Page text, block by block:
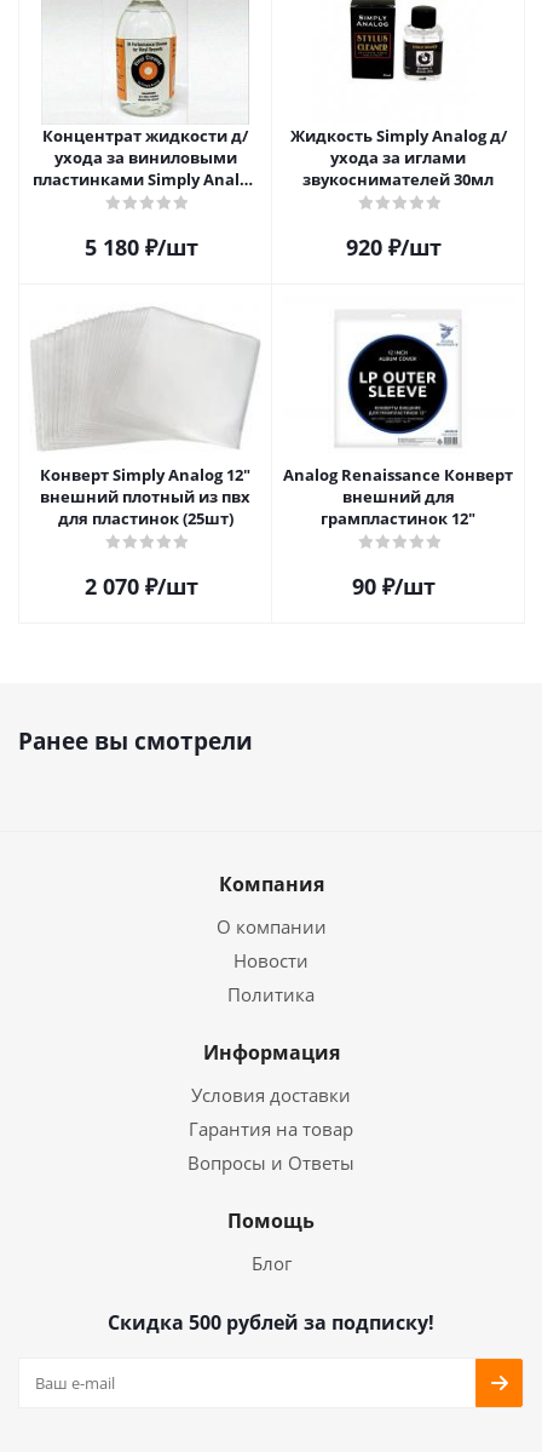
Концентрат жидкости д/
ухода за виниловыми
пластинками Simply Analog
200мл
5 180₽/шт
Жидкость Simply Analog д/
ухода за иглами
звукоснимателей 30мл
920 ₽/шт
Конверт Simply Analog 12"
внешний плотный из пвх
для пластинок (25шт)
2 070₽/шт
Analog Renaissance Конверт
внешний для
грампластинок 12"
90 ₽/шт
Ранее вы смотрели
Компания
О компании
Новости
Политика
Информация
Условия доставки
Гарантия на товар
Вопросы и Ответы
Помощь
Блог
Скидка 500 рублей за подписку!